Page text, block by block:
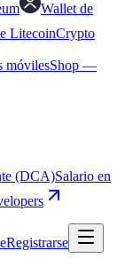
Wallet de
LitecoinCrypto
móvilesShop —
(DCA)Salario en
Registrarse